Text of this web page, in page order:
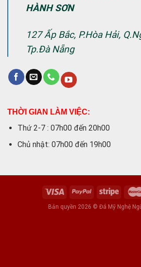
HÀNH SƠN
127 Ấp Bắc, P.Hòa Hải,
Tp.Đà Nẵng
THỜI GIAN LÀM VIỆC:
Thứ 2-7 : 07h00 đến 20h00
Chủ nhật: 07h00 đến 19h00
Bản quyền 2026 © Đá Mỹ Nghệ